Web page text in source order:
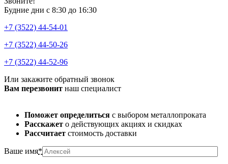
Будние дни с 8:30 до 16:30
+7 (3522) 44-54-01
+7 (3522) 44-50-26
+7 (3522) 44-52-96
Или закажите обратный звонок
Вам перезвонит наш специалист
Поможет определиться с выбором металлопроката
Расскажет о действующих акциях и скидках
Рассчитает стоимость доставки
Ваше имя*